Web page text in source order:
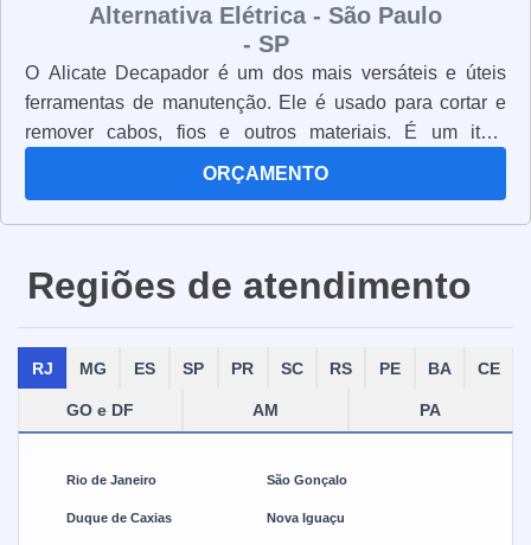
Alternativa Elétrica - São Paulo
- SP
O Alicate Decapador é um dos mais versáteis e úteis
ferramentas de manutenção. Ele é usado para cortar e
remover cabos, fios e outros materiais. É um item
essencial para qualquer oficina, pois permite que você
faça trabalhos de manutenção com rapidez e precisão. O
Alicate Decapador é feito de aço de alta qualidade, o que
ergonômica para maior conforto e controle. Além disso,
possui lâminas afiadas e resistentes para cortar cabos e
trabalhos de manutenção em eletrodomésticos,
equipamentos elétricos, cabos de computador e outros
materiais. Ele é fácil de usar e pode ser usado por
ferramenta versátil e de alta qualidade para sua oficina, o
Alicate Decapador é a escolha certa. Ele é resistente,
ORÇAMENTO
Regiões de atendimento
RJ MG ES SP PR SC RS PE BA CE
GO e DF AM PA
Rio de Janeiro São Gonçalo
Duque de Caxias Nova Iguaçu